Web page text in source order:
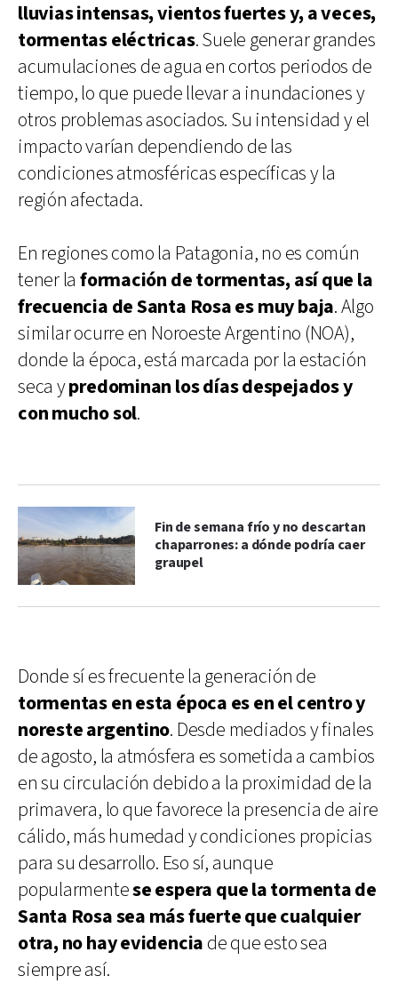
lluvias intensas, vientos fuertes y, a veces,
tormentas eléctricas. Suele generar grandes
acumulaciones de agua en cortos periodos de
tiempo, lo que puede llevar a inundaciones y
otros problemas asociados. Su intensidad y el
impacto varían dependiendo de las
condiciones atmosféricas específicas y la
región afectada.
En regiones como la Patagonia, no es común
tener laformación de tormentas, así que la
frecuencia de Santa Rosa es muy baja. Algo
similar ocurre en Noroeste Argentino (NOA),
donde la época, está marcada por la estación
seca ypredominan los días despejados y
con mucho sol.
Fin de semana frío y no descartan
chaparrones: a dónde podría caer
graupel
Donde sí es frecuente la generación de
tormentas en esta época es en el centro y
noreste argentino. Desde mediados y finales
de agosto, la atmósfera es sometida a cambios
en su circulación debido a la proximidad de la
primavera, lo que favorece la presencia de aire
cálido, más humedad y condiciones propicias
para su desarrollo. Eso sí, aunque
popularmentese espera que la tormenta de
Santa Rosa sea más fuerte que cualquier
otra, no hay evidencia de que esto sea
siempre así.